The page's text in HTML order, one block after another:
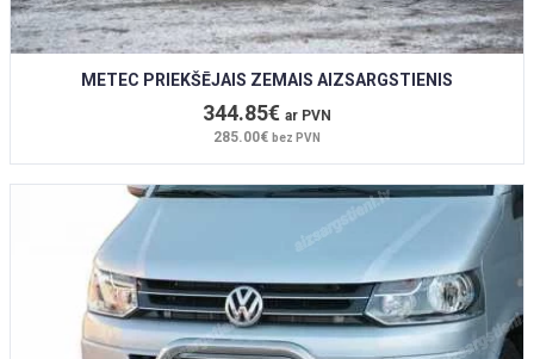
METEC PRIEKŠĒJAIS ZEMAIS AIZSARGSTIENIS
344.85€ ar PVN
285.00€ bez PVN